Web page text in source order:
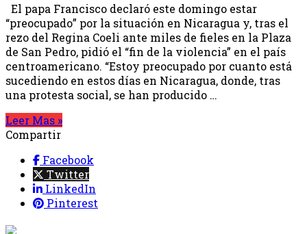
El papa Francisco declaró este domingo estar
“preocupado” por la situación en Nicaragua y, tras el
rezo del Regina Coeli ante miles de fieles en la Plaza
de San Pedro, pidió el “fin de la violencia” en el país
centroamericano. “Estoy preocupado por cuanto está
sucediendo en estos días en Nicaragua, donde, tras
una protesta social, se han producido …
Leer Mas »
Compartir
Facebook
Twitter
LinkedIn
Pinterest